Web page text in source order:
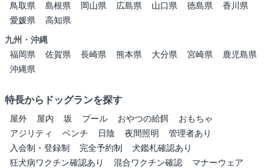
鳥取県
島根県 岡山県 広島県 山口県 徳島県
香川県
愛媛県
高知県
九州・沖縄
福岡県
佐賀県 長崎県 熊本県 大分県 宮崎県
鹿児島県
沖縄県
特長からドッグランを探す
屋外 屋内 坂 プール おやつの給餌
おもちゃ
アジリティ
ベンチ 日陰 夜間照明
管理者あり
入会制・登録制
完全予約制
犬鑑札確認あり
狂犬病ワクチン確認あり
混合ワクチン確認
マナーウェア